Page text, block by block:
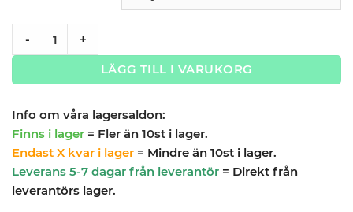
- +
LÄGG TILL I VARUKORG
Info om våra lagersaldon:
Finns i lager = Fler än 10st i lager.
Endast X kvar i lager = Mindre än 10st i lager.
Leverans 5-7 dagar från leverantör = Direkt från
leverantörs lager.